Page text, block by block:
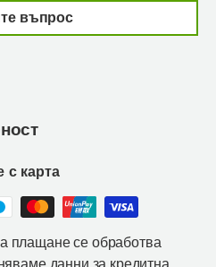
въпрос
с карта
плащане се обработва